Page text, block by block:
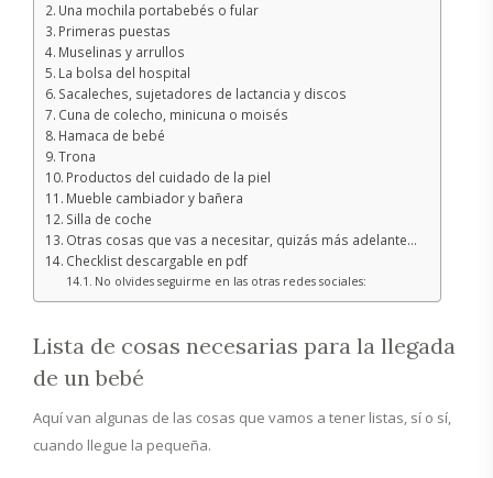
Una mochila portabebés o fular
Primeras puestas
Muselinas y arrullos
La bolsa del hospital
Sacaleches, sujetadores de lactancia y discos
Cuna de colecho, minicuna o moisés
Hamaca de bebé
Trona
Productos del cuidado de la piel
Mueble cambiador y bañera
Silla de coche
Otras cosas que vas a necesitar, quizás más adelante…
Checklist descargable en pdf
No olvides seguirme en las otras redes sociales:
Lista de cosas necesarias para la llegada
de un bebé
Aquí van algunas de las cosas que vamos a tener listas, sí o sí,
cuando llegue la pequeña.